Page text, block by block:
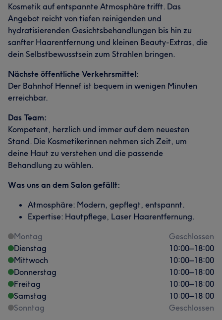
Kosmetik auf entspannte Atmosphäre trifft. Das
Angebot reicht von tiefen reinigenden und
hydratisierenden Gesichtsbehandlungen bis hin zu
sanfter Haarentfernung und kleinen Beauty-Extras, die
dein Selbstbewusstsein zum Strahlen bringen.
Nächste öffentliche Verkehrsmittel:
Der Bahnhof Hennef ist bequem in wenigen Minuten
erreichbar.
Das Team:
Kompetent, herzlich und immer auf dem neuesten
Stand. Die Kosmetikerinnen nehmen sich Zeit, um
deine Haut zu verstehen und die passende
Behandlung zu wählen.
Was uns an dem Salon gefällt:
Atmosphäre: Modern, gepflegt, entspannt.
Expertise: Hautpflege, Laser Haarentfernung.
Montag
Geschlossen
Dienstag
10:00–18:00
Mittwoch
10:00–18:00
Donnerstag
10:00–18:00
Freitag
10:00–18:00
Samstag
10:00–18:00
Sonntag
Geschlossen